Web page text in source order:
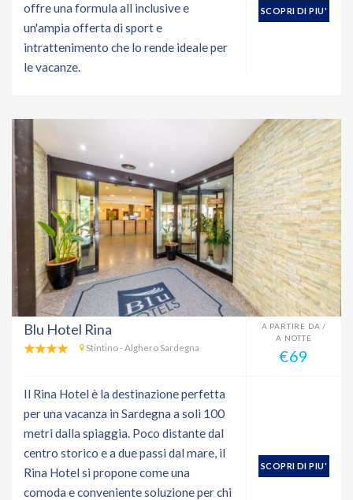
offre una formula all inclusive e
un'ampia offerta di sport e
intrattenimento che lo rende ideale per
le vacanze.
SCOPRI DI PIU'
Blu Hotel Rina
Stintino - Alghero Sardegna
A PARTIRE DA /
A NOTTE
€69
Il Rina Hotel è la destinazione perfetta
per una vacanza in Sardegna a soli 100
metri dalla spiaggia. Poco distante dal
centro storico e a due passi dal mare, il
Rina Hotel si propone come una
comoda e conveniente soluzione per chi
SCOPRI DI PIU'